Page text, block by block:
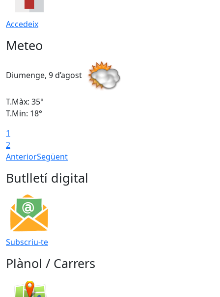
Accedeix
Meteo
Diumenge, 9 d’agost
T.Màx: 35°
T.Min: 18°
1
2
AnteriorSegüent
Butlletí digital
Subscriu-te
Plànol / Carrers